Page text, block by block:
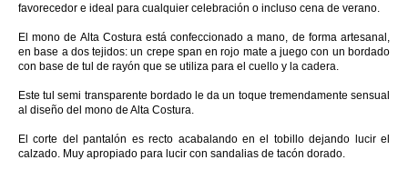
favorecedor e ideal para cualquier celebración o incluso cena de verano.
El mono de Alta Costura está confeccionado a mano, de forma artesanal,
en base a dos tejidos: un crepe span en rojo mate a juego con un bordado
con base de tul de rayón que se utiliza para el cuello y la cadera.
Este tul semi transparente bordado le da un toque tremendamente sensual
al diseño del mono de Alta Costura.
El corte del pantalón es recto acabalando en el tobillo dejando lucir el
calzado. Muy apropiado para lucir con sandalias de tacón dorado.